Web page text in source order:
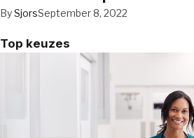
BySjorsSeptember 8, 2022
Top keuzes